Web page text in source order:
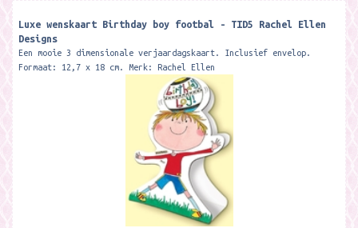
Luxe wenskaart Birthday boy footbal - TID5 Rachel Ellen
Designs
Een mooie 3 dimensionale verjaardagskaart. Inclusief envelop.
Formaat: 12,7 x 18 cm. Merk: Rachel Ellen